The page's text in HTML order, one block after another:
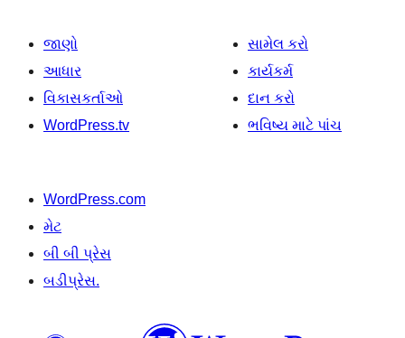
જાણો
આધાર
વિકાસકર્તાઓ
WordPress.tv
સામેલ કરો
કાર્યકર્મ
દાન કરો
ભવિષ્ય માટે પાંચ
WordPress.com
મેટ
બી બી પ્રેસ
બડીપ્રેસ.